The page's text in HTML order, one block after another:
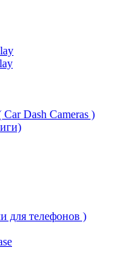
Dash Cameras )
для телефонов )